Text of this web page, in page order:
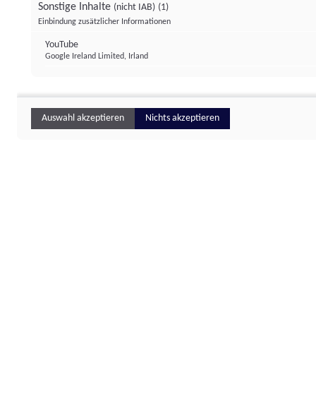
Sonstige Inhalte (nicht IAB) (1)
Einbindung zusätzlicher Informationen
YouTube
Google Ireland Limited, Irland
Auswahl akzeptieren Nichts akzeptieren